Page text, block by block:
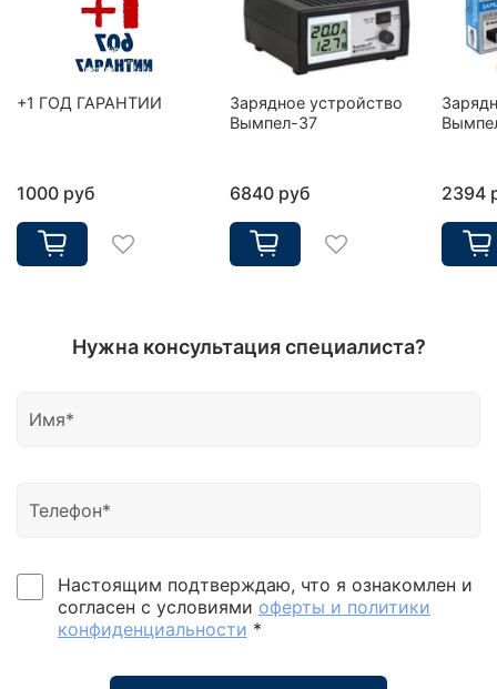
+1 ГОД ГАРАНТИИ
1000 руб
Зарядное устройство
Вымпел-37
6840 руб 2394
Нужна консультация специалиста?
Настоящим подтверждаю, что я ознакомлен и
согласен с условиями оферты и политики
конфиденциальности *